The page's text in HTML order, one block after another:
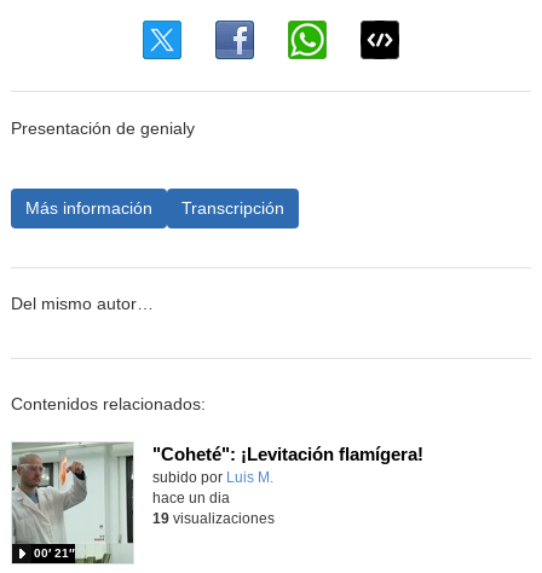
Presentación de genialy
Más información Transcripción
Del mismo autor…
Contenidos relacionados:
"Coheté": ¡Levitación flamígera!
Contenido educativo.
subido por Luis M.
00′ 21″
hace un dia
19visualizaciones